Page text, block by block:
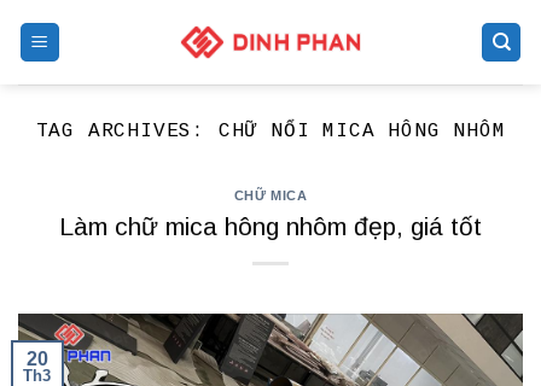
TAG ARCHIVES: CHỮ NỔI MICA HÔNG NHÔM
CHỮ MICA
Làm chữ mica hông nhôm đẹp, giá tốt
20
Th3